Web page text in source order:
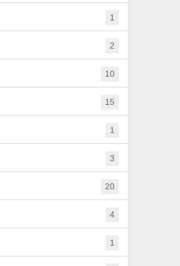
1
2
10
15
1
3
20
4
1